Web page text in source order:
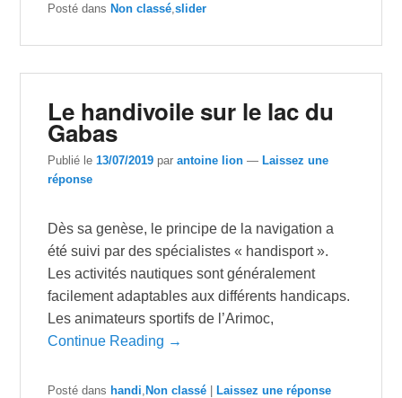
Posté dans Non classé ,slider
Le handivoile sur le lac du
Gabas
Publié le13/07/2019 parantoine lion — Laissez une
réponse
Dès sa genèse, le principe de la navigation a
été suivi par des spécialistes « handisport ».
Les activités nautiques sont généralement
facilement adaptables aux différents handicaps.
Les animateurs sportifs de l’Arimoc,
Continue Reading →
Posté dans handi Non classé Laissez une réponse